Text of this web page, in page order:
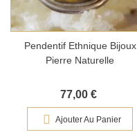
Pendentif Ethnique Bijoux
Pierre Naturelle
77,00 €
Ajouter Au Panier